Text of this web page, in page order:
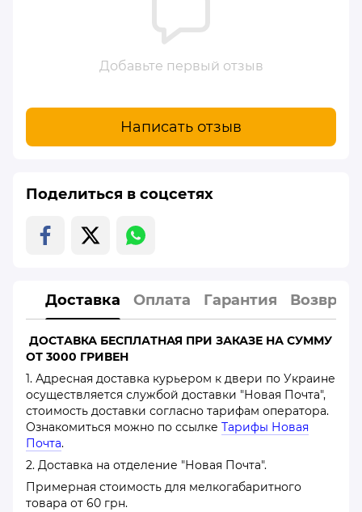
Добавьте первый отзыв
Написать отзыв
Поделиться в соцсетях
Доставка Оплата Гарантия Возврат
ДОСТАВКА БЕСПЛАТНАЯ ПРИ ЗАКАЗЕ НА СУММУ
ОТ 3000 ГРИВЕН
1. Адресная доставка курьером к двери по Украине
осуществляется службой доставки "Новая Почта",
стоимость доставки согласно тарифам оператора.
Ознакомиться можно по ссылке Тарифы Новая
Почта.
2. Доставка на отделение "Новая Почта".
Примерная стоимость для мелкогабаритного
товара от 60 грн.